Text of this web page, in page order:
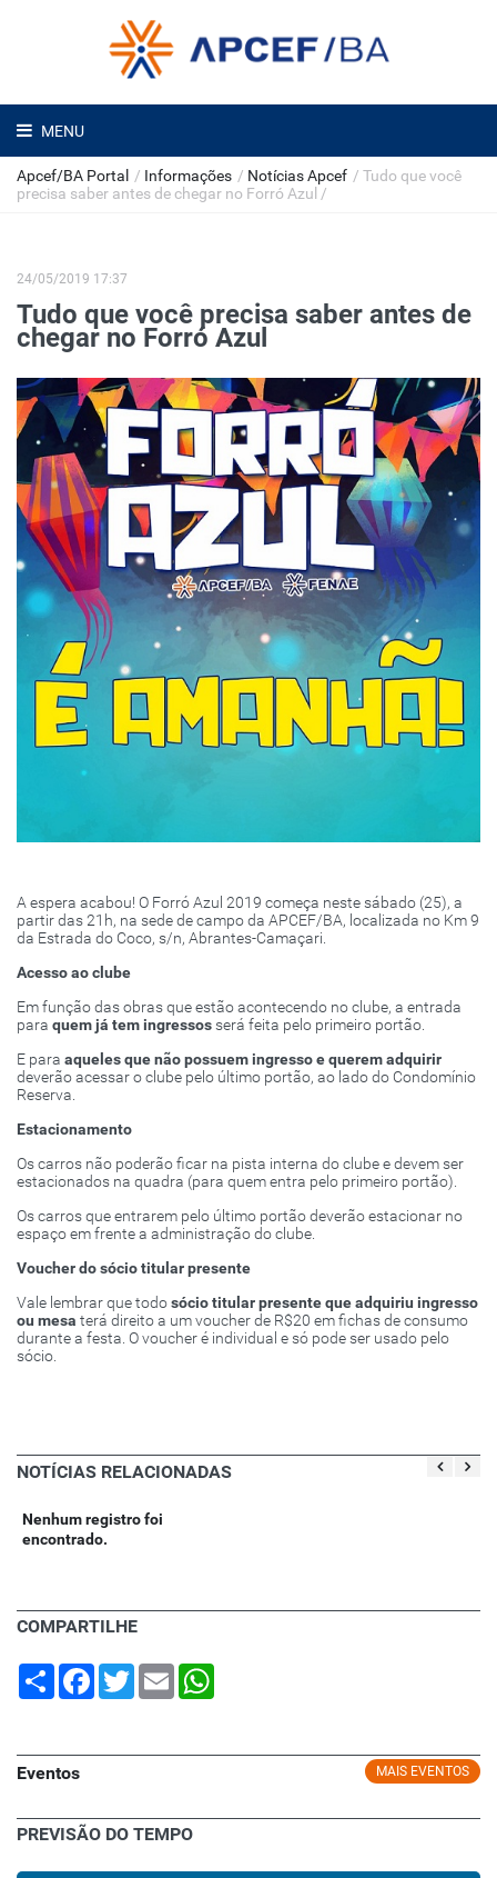
MENU
Apcef/BA Portal / Informações / Notícias Apcef / Tudo que você
precisa saber antes de chegar no Forró Azul /
24/05/2019 17:37
Tudo que você precisa saber antes de
chegar no Forró Azul
A espera acabou! O Forró Azul 2019 começa neste sábado (25), a
partir das 21h, na sede de campo da APCEF/BA, localizada no Km 9
da Estrada do Coco, s/n, Abrantes-Camaçari.
Acesso ao clube
Em função das obras que estão acontecendo no clube, a entrada
para quem já tem ingressosserá feita pelo primeiro portão.
E para aquelesque não possuem ingresso e querem adquirir
deverão acessar o clube pelo último portão, ao lado do Condomínio
Reserva.
Estacionamento
Os carros não poderão ficar na pista interna do clube e devem ser
estacionados na quadra (para quem entra pelo primeiro portão).
Os carros que entrarem pelo último portão deverão estacionar no
espaço em frente a administração do clube.
Voucher do sócio titular presente
Vale lembrar que todosócio titular presente que adquiriu ingresso
ou mesa terá direito a um voucher de R$20 em fichas de consumo
durante a festa. O voucher é individual e só pode ser usado pelo
sócio.
NOTÍCIAS RELACIONADAS
Nenhum registro foi
encontrado.
COMPARTILHE
Share Facebook
TwitterEmail
MAIS EVENTOS
Eventos
PREVISÃO DO TEMPO